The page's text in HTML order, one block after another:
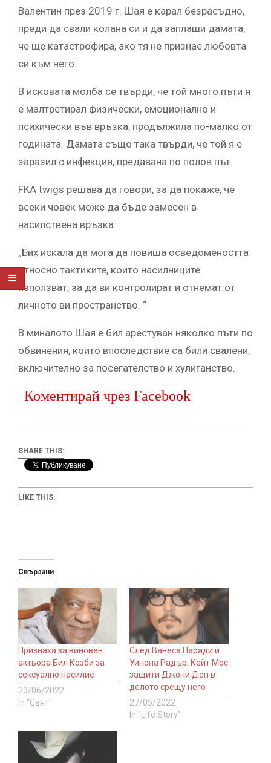
Валентин през 2019 г. Шая е карал безрасъдно,
преди да свали колана си и да заплаши дамата,
че ще катастрофира, ако тя не признае любовта
си към него.
В исковата молба се твърди, че той много пъти я
е малтретирал физически, емоционално и
психически във връзка, продължила по-малко от
годината. Дамата също така твърди, че той я е
заразил с инфекция, предавана по полов път.
FKA twigs решава да говори, за да покаже, че
всеки човек може да бъде замесен в
насилствена връзка.
„Бих искала да мога да повиша осведомеността
относно тактиките, които насилниците
използват, за да ви контролират и отнемат от
личното ви пространство. “
В миналото Шая е бил арестуван няколко пъти по
обвинения, които впоследствие са били свалени,
включително за посегателство и хулиганство.
Коментирай чрез Facebook
SHARE THIS:
LIKE THIS:
Свързани
Признаха за виновен
актьора Бил Козби за
сексуално насилие
23/06/2022
In "Свят"
След Ванеса Паради и
Уинона Радър, Кейт Мос
защити Джони Деп в
делото срещу него
27/05/2022
In "Life Story"